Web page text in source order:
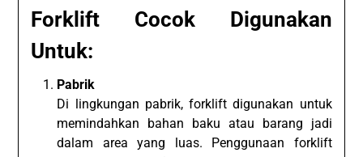
Forklift Cocok Digunakan
Untuk:
Pabrik
Di lingkungan pabrik, forklift digunakan untuk
memindahkan bahan baku atau barang jadi
dalam area yang luas. Penggunaan forklift